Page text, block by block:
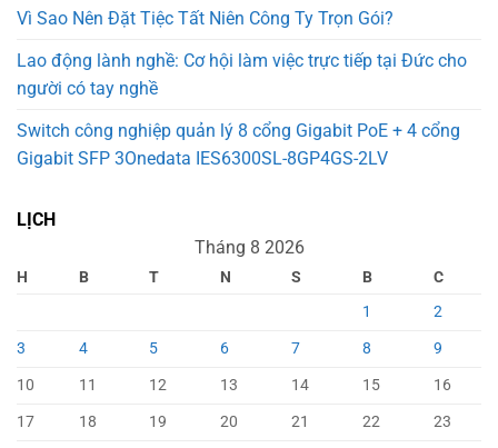
Vì Sao Nên Đặt Tiệc Tất Niên Công Ty Trọn Gói?
Lao động lành nghề: Cơ hội làm việc trực tiếp tại Đức cho
người có tay nghề
Switch công nghiệp quản lý 8 cổng Gigabit PoE + 4 cổng
Gigabit SFP 3Onedata IES6300SL-8GP4GS-2LV
LỊCH
Tháng 8 2026
H B T N S B
C
1
2
3
4 5 6 7 8
9
10
11 12 13 14 15
16
17
18 19 20 21 22
23